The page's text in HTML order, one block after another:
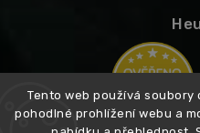
Tento web používá soubory
pohodlné prohlížení webu a